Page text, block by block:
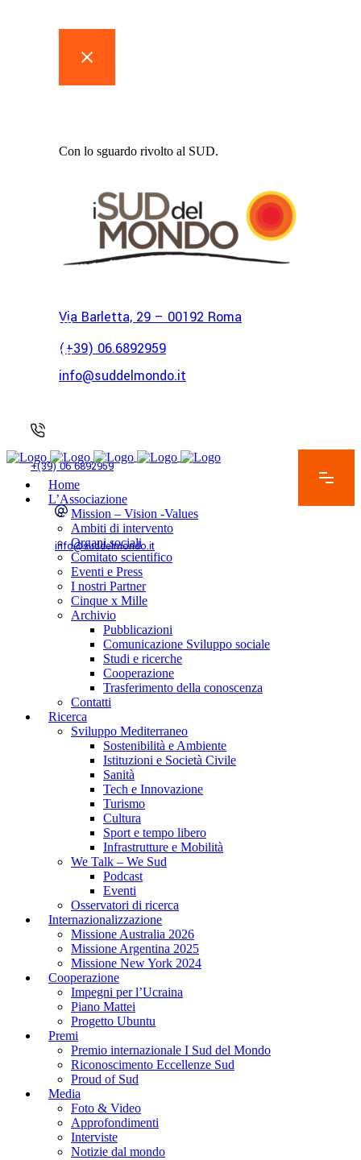
I Sud del Mondo
Con lo sguardo rivolto al SUD.
Via Barletta, 29 – 00192 Roma
(+39) 06.6892959
info@suddelmondo.it
+(39) 06 6892959
info@suddelmondo.it
Home
L’Associazione
Mission – Vision -Values
Ambiti di intervento
Organi sociali
Comitato scientifico
Eventi e Press
I nostri Partner
Cinque x Mille
Archivio
Pubblicazioni
Comunicazione Sviluppo sociale
Studi e ricerche
Cooperazione
Trasferimento della conoscenza
Contatti
Ricerca
Sviluppo Mediterraneo
Sostenibilità e Ambiente
Istituzioni e Società Civile
Sanità
Tech e Innovazione
Turismo
Cultura
Sport e tempo libero
Infrastrutture e Mobilità
We Talk – We Sud
Podcast
Eventi
Osservatori di ricerca
Internazionalizzazione
Missione Australia 2026
Missione Argentina 2025
Missione New York 2024
Cooperazione
Impegni per l’Ucraina
Piano Mattei
Progetto Ubuntu
Premi
Premio internazionale I Sud del Mondo
Riconoscimento Eccellenze Sud
Proud of Sud
Media
Foto & Video
Approfondimenti
Interviste
Notizie dal mondo